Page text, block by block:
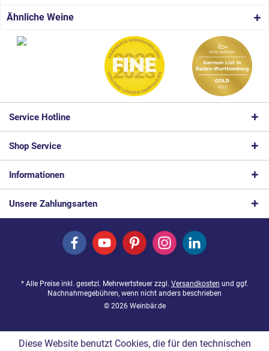
Ähnliche Weine
Service Hotline
Shop Service
Informationen
Unsere Zahlungsarten
* Alle Preise inkl. gesetzl. Mehrwertsteuer zzgl. Versandkosten und ggf.
Nachnahmegebühren, wenn nicht anders beschrieben
© 2026 Weinbär.de
Diese Website benutzt Cookies, die für den technischen